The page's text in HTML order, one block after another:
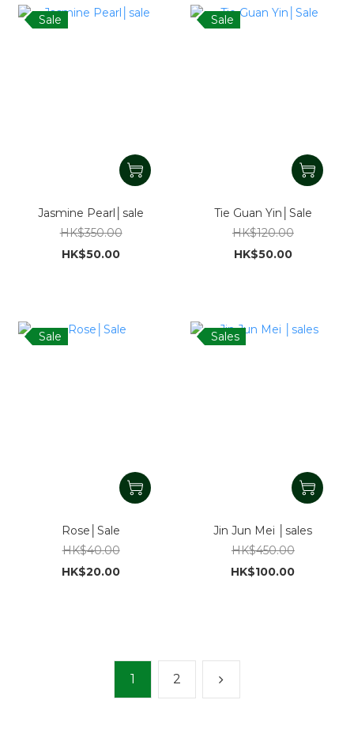
Sale
Jasmine Pearl│sale
HK$350.00
HK$50.00
Sale
Tie Guan Yin│Sale
HK$120.00
HK$50.00
Sale
Rose│Sale
HK$40.00
HK$20.00
Sales
Jin Jun Mei │sales
HK$450.00
HK$100.00
1 2